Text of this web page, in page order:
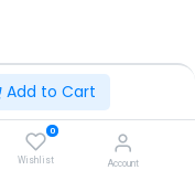
Add to Cart
0
Wishlist Account